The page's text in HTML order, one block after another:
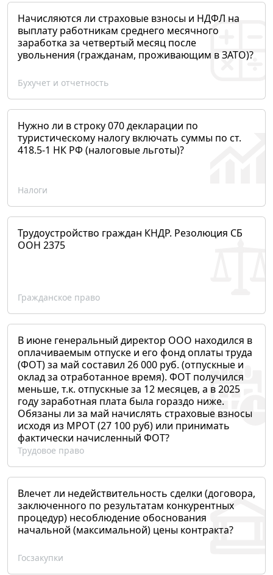
Начисляются ли страховые взносы и НДФЛ на
выплату работникам среднего месячного
заработка за четвертый месяц после
увольнения (гражданам, проживающим в ЗАТО)?
Бухучет и отчетность
Нужно ли в строку 070 декларации по
туристическому налогу включать суммы по ст.
418.5-1 НК РФ (налоговые льготы)?
Налоги
Трудоустройство граждан КНДР. Резолюция СБ
ООН 2375
Гражданское право
В июне генеральный директор ООО находился в
оплачиваемым отпуске и его фонд оплаты труда
(ФОТ) за май составил 26 000 руб. (отпускные и
оклад за отработанное время). ФОТ получился
меньше, т.к. отпускные за 12 месяцев, а в 2025
году заработная плата была гораздо ниже.
Обязаны ли за май начислять страховые взносы
исходя из МРОТ (27 100 руб) или принимать
фактически начисленный ФОТ?
Трудовое право
Влечет ли недействительность сделки (договора,
заключенного по результатам конкурентных
процедур) несоблюдение обоснования
начальной (максимальной) цены контракта?
Госзакупки